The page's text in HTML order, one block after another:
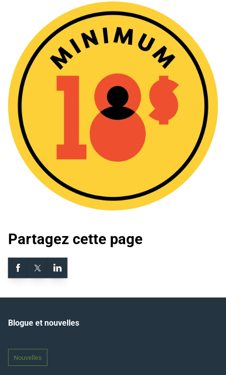
Partagez cette page
Blogue et nouvelles
Nouvelles